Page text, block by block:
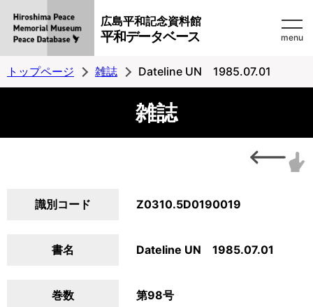
広島平和記念資料館
平和データベース menu
トップページ 雑誌 Dateline UN 1985.07.01
雑誌
識別コード Z0310.5D0190019
書名 Dateline UN 1985.07.01
巻数 第98号